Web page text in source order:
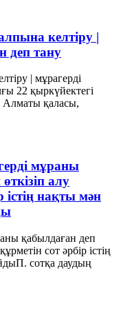
келтіру |
деп тану
| мұрагерді
22 қыркүйектегі
Алматы қаласы,
мұраны
алу
істің нақты мән
қабылдаған деп
сот әрбір істің
сотқа даудың